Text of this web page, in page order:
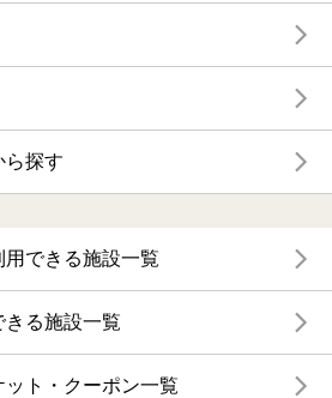
ら探す
できる施設一覧
きる施設一覧
ト・クーポン一覧